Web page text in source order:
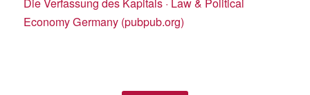
Economy Germany (pubpub.org)